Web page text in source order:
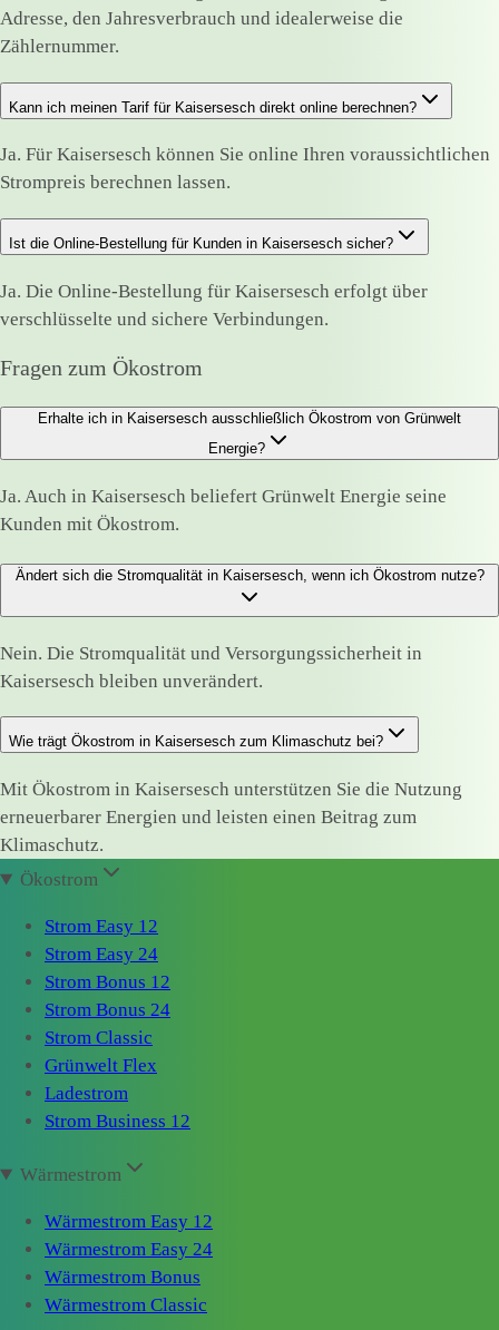
Adresse, den Jahresverbrauch und idealerweise die
Zählernummer.
Kann ich meinen Tarif für Kaisersesch direkt online berechnen?
Ja. Für Kaisersesch können Sie online Ihren voraussichtlichen
Strompreis berechnen lassen.
Ist die Online-Bestellung für Kunden in Kaisersesch sicher?
Ja. Die Online-Bestellung für Kaisersesch erfolgt über
verschlüsselte und sichere Verbindungen.
Fragen zum Ökostrom
Erhalte ich in Kaisersesch ausschließlich Ökostrom von Grünwelt
Energie?
Ja. Auch in Kaisersesch beliefert Grünwelt Energie seine
Kunden mit Ökostrom.
Ändert sich die Stromqualität in Kaisersesch, wenn ich Ökostrom nutze?
Nein. Die Stromqualität und Versorgungssicherheit in
Kaisersesch bleiben unverändert.
Wie trägt Ökostrom in Kaisersesch zum Klimaschutz bei?
Mit Ökostrom in Kaisersesch unterstützen Sie die Nutzung
erneuerbarer Energien und leisten einen Beitrag zum
Klimaschutz.
Ökostrom
Strom Easy 12
Strom Easy 24
Strom Bonus 12
Strom Bonus 24
Strom Classic
Grünwelt Flex
Ladestrom
Strom Business 12
Wärmestrom
Wärmestrom Easy 12
Wärmestrom Easy 24
Wärmestrom Bonus
Wärmestrom Classic